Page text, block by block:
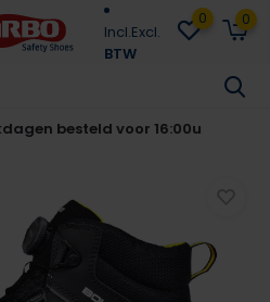
Incl.Excl.
BTW
0 0
Klarna & Riverty